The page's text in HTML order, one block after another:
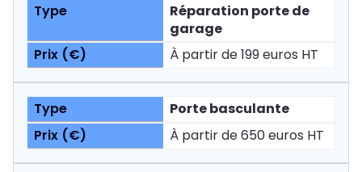
Réparation porte de
garage
À partir de 199 euros HT
Porte basculante
À partir de 650 euros HT